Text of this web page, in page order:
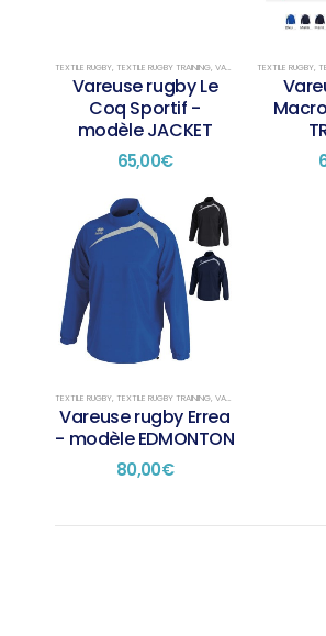
choisies
sur
page
choisies
sur
page
TEXTILE RUGBY, TEXTILE RUGBY TRAINING, VAREUSES
Vareuse rugby Le
Coq Sportif -
modèle JACKET
65,00€
TEXTILE RUGBY,
TEXTILE RUGBY, TEXTILE RUGBY TRAINING, VAREUSES
Vareuse rugby Errea
- modèle EDMONTON
80,00€